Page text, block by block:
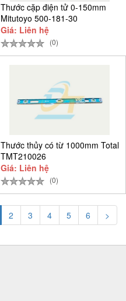
Thước cặp điện tử 0-150mm
Mitutoyo 500-181-30
Giá: Liên hệ
(0)
Thước thủy có từ 1000mm Total
TMT210026
Giá: Liên hệ
(0)
2 3 4 5 6 >